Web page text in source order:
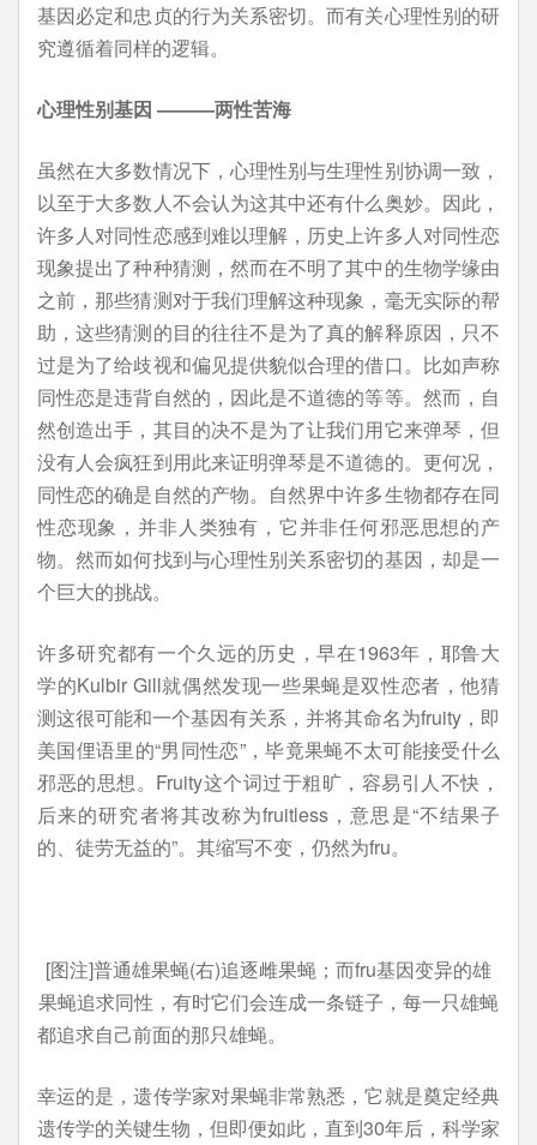
基因必定和忠贞的行为关系密切。而有关心理性别的研
究遵循着同样的逻辑。
心理性别基因 ———两性苦海
虽然在大多数情况下，心理性别与生理性别协调一致，
以至于大多数人不会认为这其中还有什么奥妙。因此，
许多人对同性恋感到难以理解，历史上许多人对同性恋
现象提出了种种猜测，然而在不明了其中的生物学缘由
之前，那些猜测对于我们理解这种现象，毫无实际的帮
助，这些猜测的目的往往不是为了真的解释原因，只不
过是为了给歧视和偏见提供貌似合理的借口。比如声称
同性恋是违背自然的，因此是不道德的等等。然而，自
然创造出手，其目的决不是为了让我们用它来弹琴，但
没有人会疯狂到用此来证明弹琴是不道德的。更何况，
同性恋的确是自然的产物。自然界中许多生物都存在同
性恋现象，并非人类独有，它并非任何邪恶思想的产
物。然而如何找到与心理性别关系密切的基因，却是一
个巨大的挑战。
许多研究都有一个久远的历史，早在1963年，耶鲁大
学的Kulbir Gill就偶然发现一些果蝇是双性恋者，他猜
测这很可能和一个基因有关系，并将其命名为fruity，即
美国俚语里的“男同性恋”，毕竟果蝇不太可能接受什么
邪恶的思想。Fruity这个词过于粗旷，容易引人不快，
后来的研究者将其改称为fruitless，意思是“不结果子
的、徒劳无益的”。其缩写不变，仍然为fru。
[图注]普通雄果蝇(右)追逐雌果蝇；而fru基因变异的雄
果蝇追求同性，有时它们会连成一条链子，每一只雄蝇
都追求自己前面的那只雄蝇。
幸运的是，遗传学家对果蝇非常熟悉，它就是奠定经典
遗传学的关键生物，但即便如此，直到30年后，科学家